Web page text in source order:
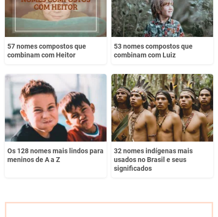
57 nomes compostos que
combinam com Heitor
53 nomes compostos que
combinam com Luiz
Os 128 nomes mais lindos para
meninos de A a Z
32 nomes indígenas mais
usados no Brasil e seus
significados